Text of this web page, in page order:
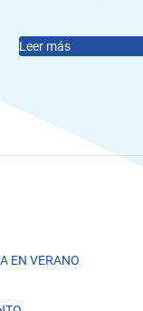
Leer más
EN VERANO